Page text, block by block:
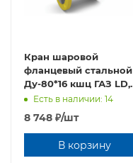
Кран шаровой
фланцевый стальной
Ду-80*16 кшц ГАЗ LD,
Россия
Есть в наличии: 14
8 748 ₽/шт
В корзину